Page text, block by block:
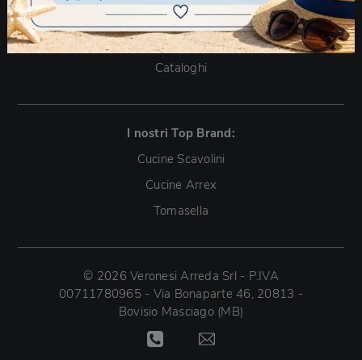
Accessori Casa
Arredo Giardino
Cataloghi
I nostri Top Brand:
Cucine Scavolini
Cucine Arrex
Tomasella
© 2026 Veronesi Arreda Srl - P.IVA
00711780965 - Via Bonaparte 46, 20813 -
Bovisio Masciago (MB)